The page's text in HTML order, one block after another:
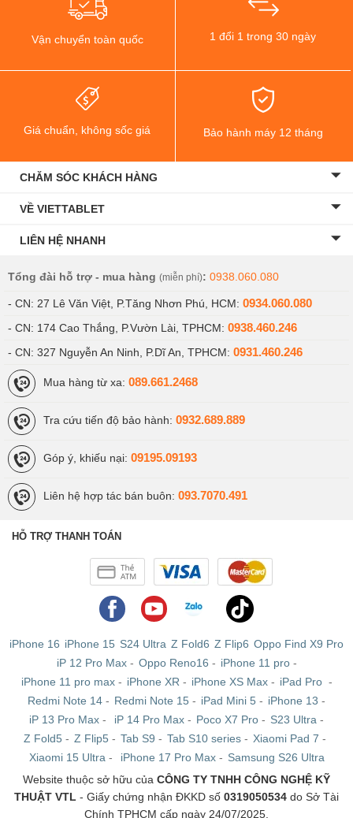
Vận chuyển toàn quốc 1 đổi 1 trong 30 ngày
Giá chuẩn, không sốc giá Bảo hành máy 12 tháng
CHĂM SÓC KHÁCH HÀNG
VỀ VIETTABLET
LIÊN HỆ NHANH
Tổng đài hỗ trợ - mua hàng (miễn phí): 0938.060.080
- CN: 27 Lê Văn Việt, P.Tăng Nhơn Phú, HCM: 0934.060.080
- CN: 174 Cao Thắng, P.Vườn Lài, TPHCM: 0938.460.246
- CN: 327 Nguyễn An Ninh, P.Dĩ An, TPHCM: 0931.460.246
Mua hàng từ xa: 089.661.2468
Tra cứu tiến độ bảo hành: 0932.689.889
Góp ý, khiếu nại: 09195.09193
Liên hệ hợp tác bán buôn: 093.7070.491
HỖ TRỢ THANH TOÁN
iPhone 16 iPhone 15 S24 Ultra Z Fold6 Z Flip6 Oppo Find X9 Pro
iP 12 Pro Max- Oppo Reno16 - iPhone 11 pro-
iPhone 11 pro max- iPhone XR - iPhone XS Max- iPad Pro -
Redmi Note 14 - Redmi Note 15 - iPad Mini 5 - iPhone 13 -
iP 13 Pro Max - iP 14 Pro Max - Poco X7 Pro - S23 Ultra -
Z Fold5 - Z Flip5 - Tab S9 - Tab S10 series - Xiaomi Pad 7 -
Xiaomi 15 Ultra - iPhone 17 Pro Max- Samsung S26 Ultra
Website thuộc sở hữu của CÔNG TY TNHH CÔNG NGHỆ KỸ
THUẬT VTL - Giấy chứng nhận ĐKKD số 0319050534 do Sở Tài
Chính TPHCM cấp ngày 24/07/2025.